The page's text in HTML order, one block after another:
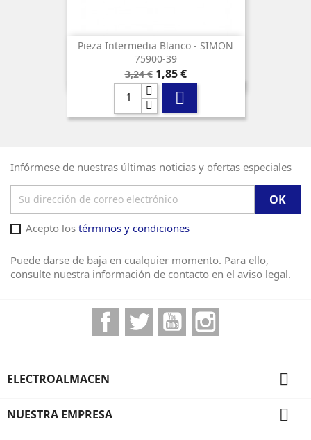
Pieza Intermedia Blanco - SIMON
75900-39
Precio
base
3,24 € Precio
1,85 €

Infórmese de nuestras últimas noticias y ofertas especiales
Acepto los términos y condiciones
Puede darse de baja en cualquier momento. Para ello,
consulte nuestra información de contacto en el aviso legal.
FacebookTwitter YouTube
ELECTROALMACEN 
NUESTRA EMPRESA 